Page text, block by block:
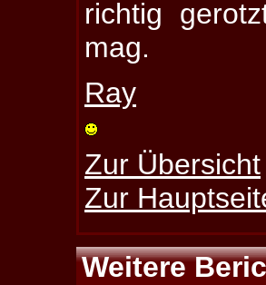
richtig
mag.
Ray
Zur Übersicht
Zur
Weitere